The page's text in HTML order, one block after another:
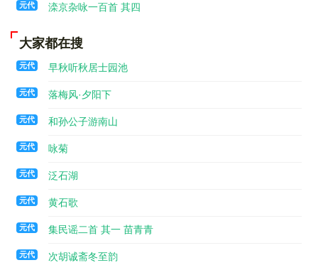
元代 滦京杂咏一百首 其四
大家都在搜
元代 早秋听秋居士园池
元代 落梅风·夕阳下
元代 和孙公子游南山
元代 咏菊
元代 泛石湖
元代 黄石歌
元代 集民谣二首 其一 苗青青
元代 次胡诚斋冬至韵